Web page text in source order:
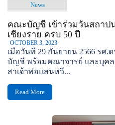
News
คณะบัญชี เข้าร่วมวันสถาป
เชียงราย ครบ 50 ปี
OCTOBER 3, 2023
เมื่อวันที่ 29 กันยายน 2566 ร
บัญชี พร้อมคณาจารย์ และบุคล
สาเจ้าพ่อแสนหวี...
Read More